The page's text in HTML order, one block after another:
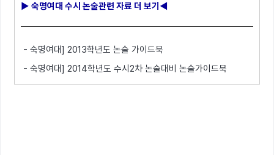
▶ 숙명여대 수시 논술관련 자료 더 보기 ◀
- 숙명여대] 2013학년도 논술 가이드북
- 숙명여대] 2014학년도 수시2차 논술대비 논술가이드북